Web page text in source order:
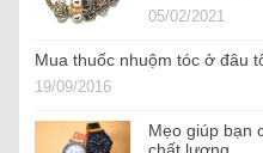
05/02/2021
Mua thuốc nhuộm tóc ở đâu
19/09/2016
Mẹo giúp bạn